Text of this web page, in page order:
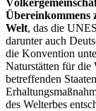
Übereinkommens
Welt, das die
darunter auch
die Konvention
Naturstätten für
betreffenden
des Welterbes